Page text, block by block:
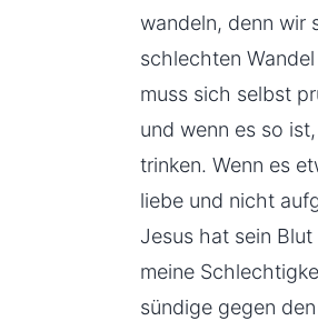
wandeln, denn wir
schlechten
muss sich selbst
und wenn es so
trinken. Wenn es
liebe und nicht
Jesus hat sein
meine
sündige gegen